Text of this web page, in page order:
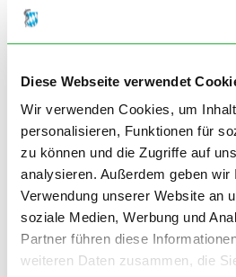
Diese Webseite verwendet
Wir verwenden Cookies, um
personalisieren, Funktionen für
zu können und die Zugriffe auf
analysieren. Außerdem geben
Verwendung unserer Website an
soziale Medien, Werbung und
Partner führen diese
weiteren Daten zusammen, die